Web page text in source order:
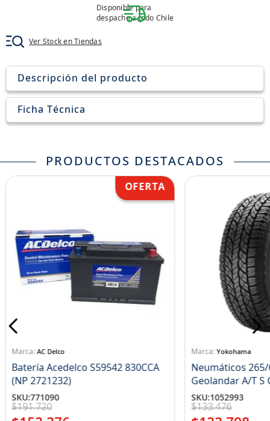
Disponible para
despacho a todo Chile
Ver Stock en Tiendas
Descripción del producto
Ficha Técnica
PRODUCTOS DESTACADOS
AC Delco
Batería Acedelco S59542 830CCA
(NP 2721232)
SKU:771090
$191.720
Yokohama
Neumáticos 265/
SKU:1052993
$133.476
9.
aceite
10. jockey john deere